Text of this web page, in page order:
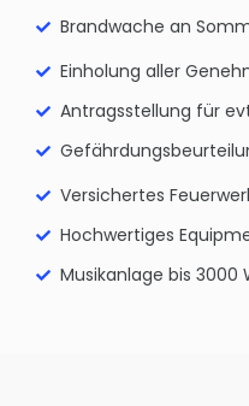
Brandwache an
Einholung aller
Antragsstellung für
Versichertes
Hochwertiges
Musikanlage bis 3000